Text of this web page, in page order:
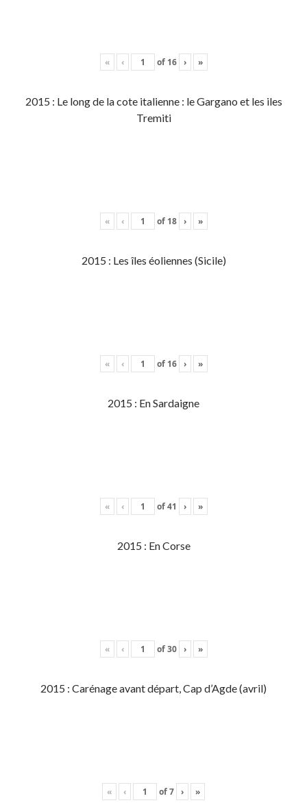
« ‹ of 16 › »
2015 : Le long de la cote italienne : le Gargano et les iles
Tremiti
« ‹ of 18 › »
2015 : Les îles éoliennes (Sicile)
« ‹ of 16 › »
2015 : En Sardaigne
« ‹ of41 › »
2015 : En Corse
« ‹ of30 › »
2015 : Carénage avant départ, Cap d’Agde (avril)
« ‹ of7 › »